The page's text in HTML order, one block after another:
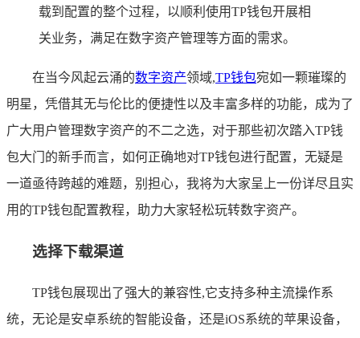
载到配置的整个过程，以顺利使用TP钱包开展相
关业务，满足在数字资产管理等方面的需求。
在当今风起云涌的数字资产领域,TP钱包宛如一颗璀璨的
明星，凭借其无与伦比的便捷性以及丰富多样的功能，成为了
广大用户管理数字资产的不二之选，对于那些初次踏入TP钱
包大门的新手而言，如何正确地对TP钱包进行配置，无疑是
一道亟待跨越的难题，别担心，我将为大家呈上一份详尽且实
用的TP钱包配置教程，助力大家轻松玩转数字资产。
选择下载渠道
TP钱包展现出了强大的兼容性,它支持多种主流操作系
统，无论是安卓系统的智能设备，还是iOS系统的苹果设备，